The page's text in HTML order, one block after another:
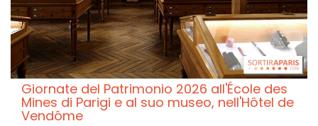
Giornate del Patrimonio 2026 all'École des
Mines di Parigi e al suo museo, nell'Hôtel de
Vendôme